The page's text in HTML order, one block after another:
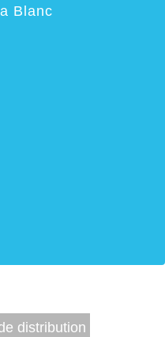
Blanc
distribution